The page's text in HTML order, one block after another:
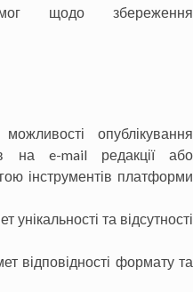
щодо збереження
опублікування
на e-mail редакції або
інструментів платформи
унікальності та відсутності
відповідності формату та